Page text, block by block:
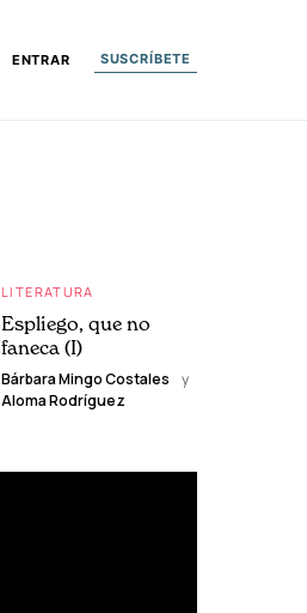
ENTRAR SUSCRÍBETE
LITERATURA
Espliego, que no
faneca (I)
Bárbara Mingo Costales
y
Aloma Rodríguez